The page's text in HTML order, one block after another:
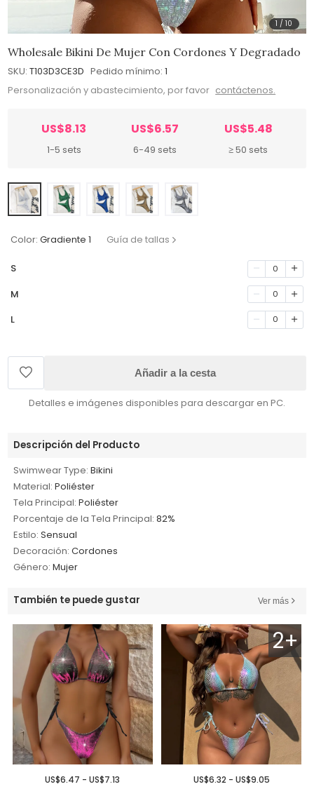
1 /10
Wholesale Bikini De Mujer Con Cordones Y Degradado
SKU: T103D3CE3D Pedido mínimo: 1
Personalización y abastecimiento, por favor contáctenos.
US$8.13
1-5 sets
US$6.57
6-49 sets
US$5.48
≥ 50 sets
Color: Gradiente 1 Guía de tallas
S 0
M 0
L 0
Añadir a la cesta
Detalles e imágenes disponibles para descargar en PC.
Descripción del Producto
Swimwear Type: Bikini
Material: Poliéster
Tela Principal: Poliéster
Porcentaje de la Tela Principal: 82%
Estilo: Sensual
Decoración: Cordones
Género: Mujer
También te puede gustar Ver más
US$6.47 - US$7.13
2+
US$6.32 - US$9.05